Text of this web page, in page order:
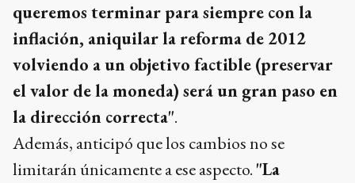
queremos terminar para siempre con la
inflación, aniquilar la reforma de 2012
volviendo a un objetivo factible (preservar
el valor de la moneda) será un gran paso en
la dirección correcta".
Además, anticipó que los cambios no se
limitarán únicamente a ese aspecto. "La